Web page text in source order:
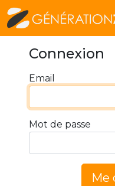
Connexion
Email
Mot de passe
Me